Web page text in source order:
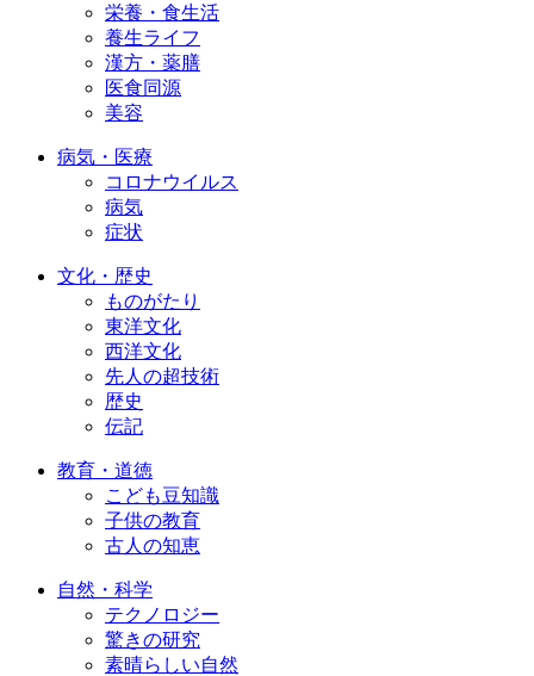
栄養・食生活
養生ライフ
漢方・薬膳
医食同源
美容
病気・医療
コロナウイルス
病気
症状
文化・歴史
ものがたり
東洋文化
西洋文化
先人の超技術
歴史
伝記
教育・道徳
こども豆知識
子供の教育
古人の知恵
自然・科学
テクノロジー
驚きの研究
素晴らしい自然